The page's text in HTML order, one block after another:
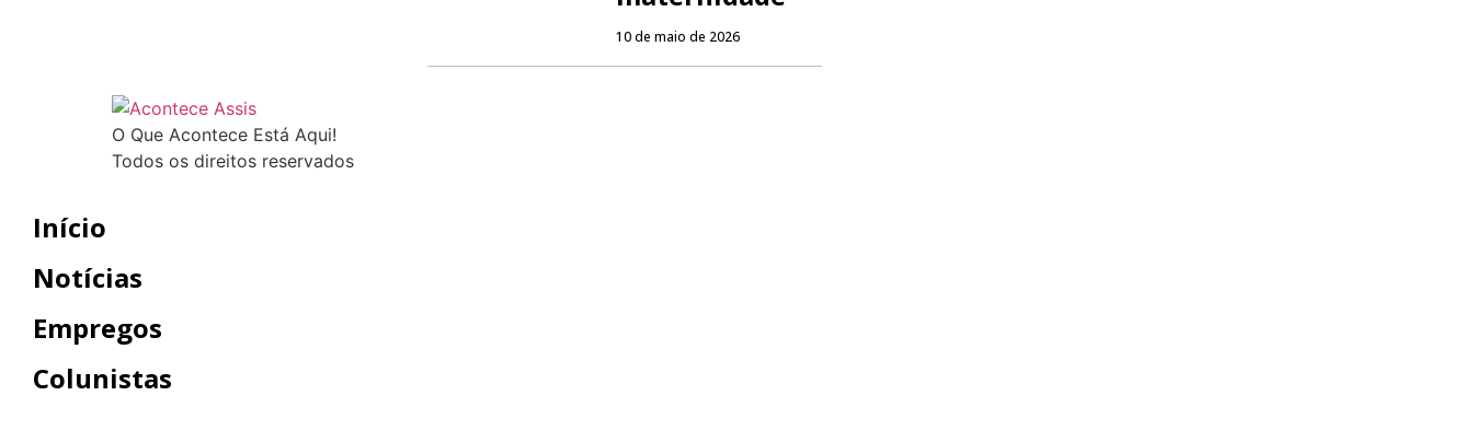
10 de maio de 2026
O Que Acontece Está Aqui!
Todos os direitos reservados
Início
Notícias
Empregos
Colunistas